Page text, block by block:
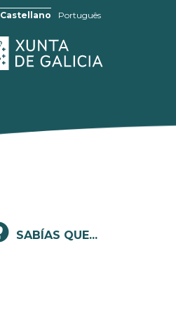
Castellano Português
SABÍAS QUE...